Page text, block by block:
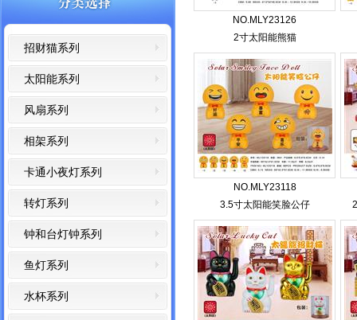
招财猫系列
太阳能系列
风扇系列
相架系列
卡通小夜灯系列
转灯系列
钟和台灯钟系列
鱼灯系列
水杯系列
NO.MLY23126
2寸太阳能熊猫
NO.MLY23118
3.5寸太阳能笑脸公仔